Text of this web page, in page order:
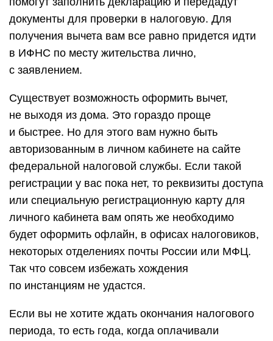
документы для проверки в налоговую. Для
получения вычета вам все равно придется идти
в ИФНС по месту жительства лично,
с заявлением.
Существует возможность оформить вычет,
не выходя из дома. Это гораздо проще
и быстрее. Но для этого вам нужно быть
авторизованным в личном кабинете на сайте
федеральной налоговой службы. Если такой
регистрации у вас пока нет, то реквизиты доступа
или специальную регистрационную карту для
личного кабинета вам опять же необходимо
будет оформить офлайн, в офисах налоговиков,
некоторых отделениях почты России или МФЦ.
Так что совсем избежать хождения
по инстанциям не удастся.
Если вы не хотите ждать окончания налогового
периода, то есть года, когда оплачивали